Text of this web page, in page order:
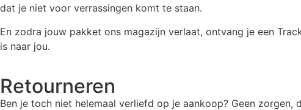
dat je niet voor verrassingen komt te staan.
En zodra jouw pakket ons magazijn verlaat, ontvang je een
is naar jou.
Retourneren
Ben je toch niet helemaal verliefd op je aankoop? Geen